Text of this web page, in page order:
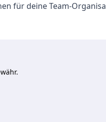
für deine Team-